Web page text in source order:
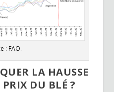
: FAO.
LA HAUSSE
DU BLÉ ?